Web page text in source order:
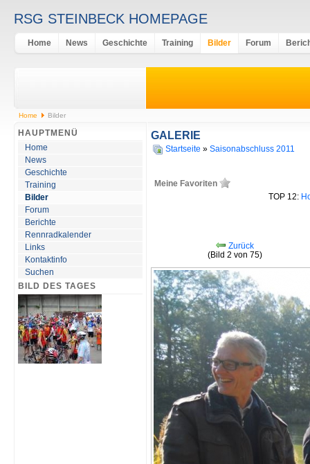
RSG STEINBECK HOMEPAGE
Home News Geschichte Training Bilder Forum
Home Bilder
HAUPTMENÜ
Home
News
Geschichte
Training
Bilder
Forum
Berichte
Rennradkalender
Links
Kontaktinfo
Suchen
BILD DES TAGES
GALERIE
Startseite » Saisonabschluss 2011
Meine Favoriten
TOP 12:
Zurück
(Bild 2 von 75)